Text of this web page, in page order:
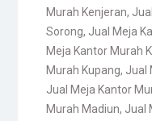
Murah Kenjeran,
Sorong, Jual Meja
Meja Kantor Murah
Murah Kupang, Jual
Jual Meja Kantor
Murah Madiun, Jual